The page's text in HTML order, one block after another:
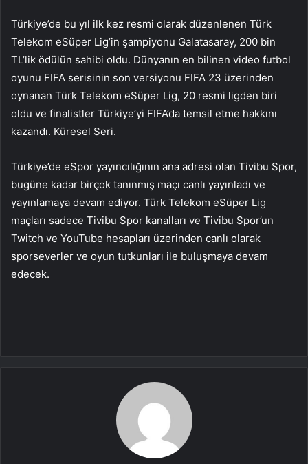
Türkiye’de bu yıl ilk kez resmi olarak düzenlenen Türk
Telekom eSüper Lig’in şampiyonu Galatasaray, 200 bin
TL’lik ödülün sahibi oldu. Dünyanın en bilinen video futbol
oyunu FIFA serisinin son versiyonu FIFA 23 üzerinden
oynanan Türk Telekom eSüper Lig, 20 resmi ligden biri
oldu ve finalistler Türkiye’yi FIFA’da temsil etme hakkını
kazandı. Küresel Seri.
Türkiye’de eSpor yayıncılığının ana adresi olan Tivibu Spor,
bugüne kadar birçok tanınmış maçı canlı yayınladı ve
yayınlamaya devam ediyor. Türk Telekom eSüper Lig
maçları sadece Tivibu Spor kanalları ve Tivibu Spor’un
Twitch ve YouTube hesapları üzerinden canlı olarak
sporseverler ve oyun tutkunları ile buluşmaya devam
edecek.